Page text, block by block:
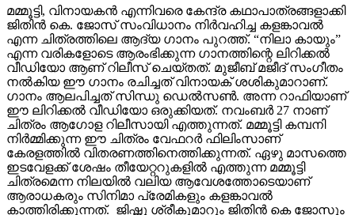
മമ്മൂട്ടി, വിനായകൻ എന്നിവരെ കേന്ദ്ര കഥാപാത്രങ്ങളാക്കി
ജിതിൻ കെ. ജോസ് സംവിധാനം നിർവഹിച്ച കളങ്കാവൽ
എന്ന ചിത്രത്തിലെ ആദ്യ ഗാനം പുറത്ത്. “നിലാ കായും”
എന്ന വരികളോടെ ആരംഭിക്കുന്ന ഗാനത്തിന്റെ ലിറിക്കൽ
വീഡിയോ ആണ് റിലീസ് ചെയ്തത്. മുജീബ് മജീദ് സംഗീതം
നൽകിയ ഈ ഗാനം രചിച്ചത് വിനായക് ശശികുമാറാണ്.
ഗാനം ആലപിച്ചത് സിന്ധു ഡെൽസൺ. അന്ന റാഫിയാണ്
ഈ ലിറിക്കൽ വീഡിയോ ഒരുക്കിയത്. നവംബർ 27 നാണ്
ചിത്രം ആഗോള റിലീസായി എത്തുന്നത്. മമ്മൂട്ടി കമ്പനി
നിർമ്മിക്കുന്ന ഈ ചിത്രം വേഫറർ ഫിലിംസാണ്
കേരളത്തിൽ വിതരണത്തിനെത്തിക്കുന്നത്. ഏഴു മാസത്തെ
ഇടവേളക്ക് ശേഷം തീയേറ്ററുകളിൽ എത്തുന്ന മമ്മൂട്ടി
ചിത്രമെന്ന നിലയിൽ വലിയ ആവേശത്തോടെയാണ്
ആരാധകരും സിനിമാ പ്രേമികളും കളങ്കാവൽ
കാത്തിരിക്കുന്നത്. ജിഷ്ണു ശ്രീകുമാറും ജിതിൻ കെ ജോസും